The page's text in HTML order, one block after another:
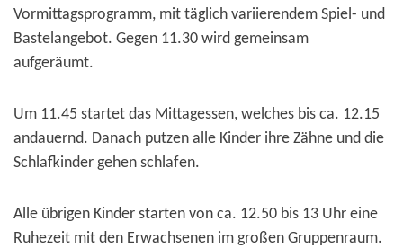
Vormittagsprogramm, mit täglich variierendem Spiel- und
Bastelangebot. Gegen 11.30 wird gemeinsam
aufgeräumt.
Um 11.45 startet das Mittagessen, welches bis ca. 12.15
andauernd. Danach putzen alle Kinder ihre Zähne und die
Schlafkinder gehen schlafen.
Alle übrigen Kinder starten von ca. 12.50 bis 13 Uhr eine
Ruhezeit mit den Erwachsenen im großen Gruppenraum.